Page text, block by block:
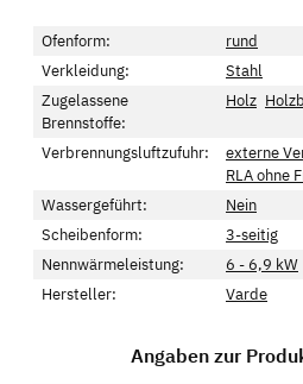
Ofenform:
rund
Verkleidung:
Stahl
Zugelassene
Brennstoffe:
Holz
Verbrennungsluftzufuhr:
externe
RLA ohne
Wassergeführt:
Nein
Scheibenform:
3-seitig
Nennwärmeleistung:
6 - 6,9 kW
Hersteller:
Varde
Angaben zur